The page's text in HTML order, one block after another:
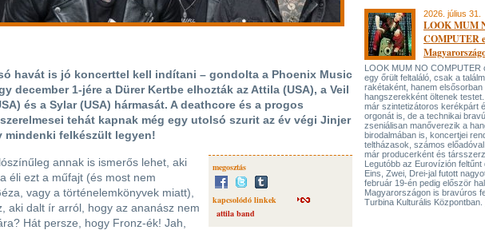
havát is jó koncerttel kell indítani – gondolta a Phoenix Music
december 1-jére a Dürer Kertbe elhozták az Attila (USA), a Veil
és a Sylar (USA) hármasát. A deathcore és a progos
tehát kapnak még egy utolsó szurit az év végi Jinjer
mindenki felkészült legyen!
megosztás
kapcsolódó linkek
attila band
annak is ismerős lehet, aki
éli ezt a műfajt (és most nem
vagy a történelemkönyvek miatt),
aki dalt ír arról, hogy az ananász nem
Hát persze, hogy Fronz-ék! Jah,
2026. július 31.
LOOK MUM
COMPUTER
LOOK MUM NO COMPUTER
egy őrült feltaláló, csak a
rakétaként, hanem elsősorban
hangszerekként öltenek
már szintetizátoros kerékpárt
orgonát is, de a technikai
zseniálisan manőverezik a
birodalmában is, koncertjei
teltházasok, számos
már producerként és
Legutóbb az Eurovízión feltűnt
Eins, Zwei, Drei-jal futott
február 19-én pedig először
Magyarországon is bravúros
Turbina Kulturális Központban.